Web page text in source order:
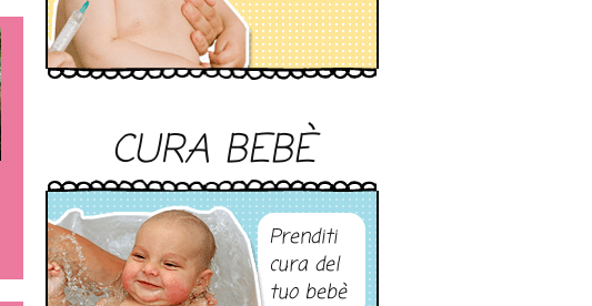
CURA BEBÈ
Prenditi
cura del
tuo bebè